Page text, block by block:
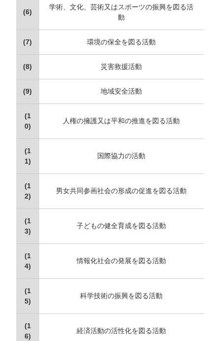
(6)
学術、文化、芸術又はスポーツの振興を図る活
動
(7) 環境の保全を図る活動
(8) 災害救援活動
(9) 地域安全活動
(1
0)
人権の擁護又は平和の推進を図る活動
(1
1)
国際協力の活動
(1
2)
男女共同参画社会の形成の促進を図る活動
(1
3)
子どもの健全育成を図る活動
(1
4)
情報化社会の発展を図る活動
(1
5)
科学技術の振興を図る活動
(1
6)
経済活動の活性化を図る活動